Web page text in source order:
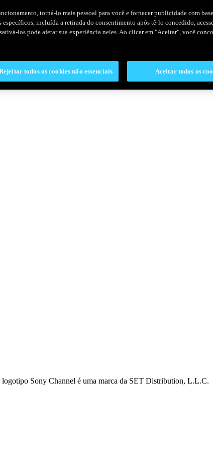
Sony Channel é uma marca da SET Distribution, L.L.C.
torná-lo mais pessoal para você e fornecer publicidade com
específicos, incluída a retirada do consentimento após tê-lo concedido,
los pode afetar sua experiência neles. Ao clicar em "Aceitar", você
todos os cookies não essenciais Aceitar todos os